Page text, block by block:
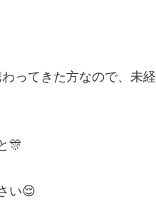
ってきた方なので、未経
🎊
い😌